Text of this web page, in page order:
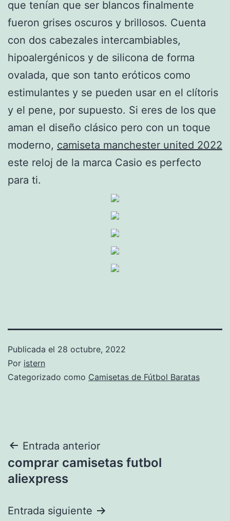
que tenían que ser blancos finalmente
fueron grises oscuros y brillosos. Cuenta
con dos cabezales intercambiables,
hipoalergénicos y de silicona de forma
ovalada, que son tanto eróticos como
estimulantes y se pueden usar en el clítoris
y el pene, por supuesto. Si eres de los que
aman el diseño clásico pero con un toque
moderno, camiseta manchester united 2022
este reloj de la marca Casio es perfecto
para ti.
Publicada el 28 octubre, 2022
Por istern
Categorizado como Camisetas de Fútbol Baratas
Navegación
de
Entrada anterior
comprar camisetas futbol
aliexpress
Entrada siguiente